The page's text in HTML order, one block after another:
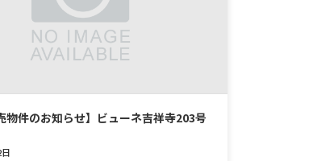
物件のお知らせ】ビューネ吉祥寺203号